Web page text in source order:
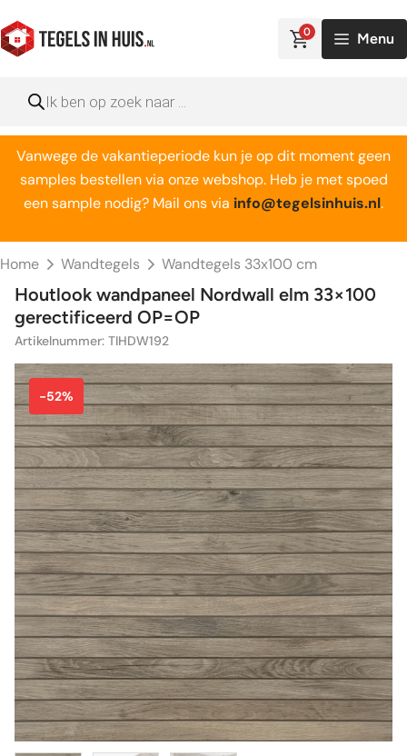
naar
de
0 Menu
zoeken
Vanwege de vakantieperiode kun je op dit moment geen
samples bestellen via onze webshop. Heb je met spoed
een sample nodig? Mail ons via info@tegelsinhuis.nl.
Home Wandtegels Wandtegels 33x100 cm
Houtlook wandpaneel Nordwall elm 33×100
gerectificeerd OP=OP
Artikelnummer: TIHDW192
-52%